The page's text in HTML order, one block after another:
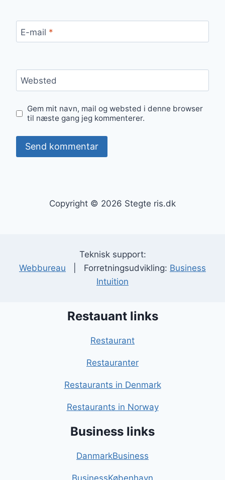
E-mail *
Websted
Gem mit navn, mail og websted i denne browser
til næste gang jeg kommenterer.
Copyright © 2026 Stegte ris.dk
Teknisk support:
Webbureau | Forretningsudvikling: Business
Intuition
Restauant links
Restaurant
Restauranter
Restaurants in Denmark
Restaurants in Norway
Business links
DanmarkBusiness